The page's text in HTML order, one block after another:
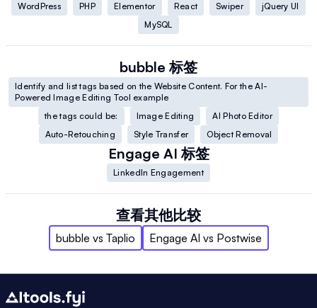
WordPress PHP Elementor React Swiper
jQuery UI
MySQL
bubble 标签
Identify and list tags based on the Website Content. For the AI-
Powered Image Editing Tool example
the tags could be:
Image Editing
AI Photo Editor
Auto-Retouching
Style Transfer Object Removal
Engage AI 标签
LinkedIn Engagement
查看其他比较
bubble vs Taplio Engage AI vs Postwise